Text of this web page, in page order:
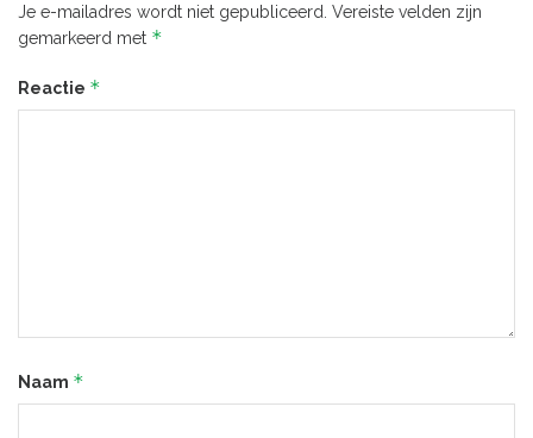
Je e-mailadres wordt niet gepubliceerd. Vereiste velden zijn
gemarkeerd met *
Reactie *
Naam *